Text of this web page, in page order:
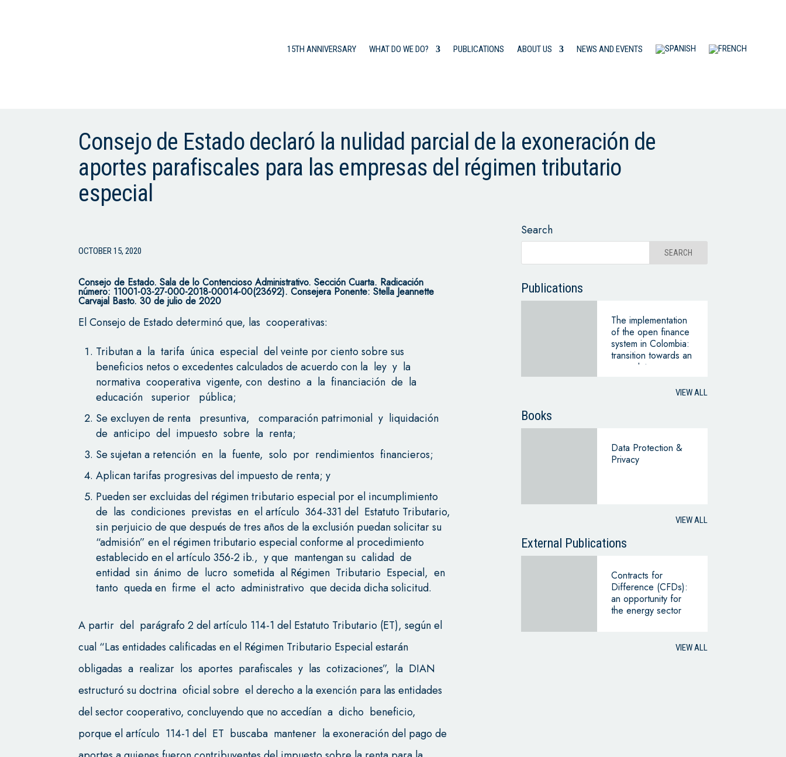
15TH ANNIVERSARY WHAT DO WE DO? PUBLICATIONS ABOUT US NEWS AND EVENTS
Consejo de Estado declaró la nulidad parcial de la exoneración de
aportes parafiscales para las empresas del régimen tributario
especial
OCTOBER 15, 2020
Consejo de Estado.Sala de lo Contencioso Administrativo. Sección Cuarta. Radicación
número: 11001-03-27-000-2018-00014-00(23692). Consejera Ponente: Stella Jeannette
Carvajal Basto. 30 de julio de 2020
El Consejo de Estado determinó que, las cooperativas:
Tributan a la tarifa única especial del veinte por ciento sobre sus
beneficios netos o excedentes calculados de acuerdo con la ley y la
normativa cooperativa vigente, con destino a la financiación de la
educación superior pública;
Se excluyen de renta presuntiva, comparación patrimonial y liquidación
de anticipo del impuesto sobre la renta;
Se sujetan a retención en la fuente, solo por rendimientos financieros;
Aplican tarifas progresivas del impuesto de renta; y
Pueden ser excluidas del régimen tributario especial por el incumplimiento
de las condiciones previstas en el artículo 364-331 del Estatuto Tributario,
sin perjuicio de que después de tres años de la exclusión puedan solicitar su
“admisión” en el régimen tributario especial conforme al procedimiento
establecido en el artículo 356-2 ib., y que mantengan su calidad de
entidad sin ánimo de lucro sometida al Régimen Tributario Especial, en
tanto queda en firme el acto administrativo que decida dicha solicitud.
A partir del parágrafo 2 del artículo 114-1 del Estatuto Tributario (ET), según el
cual “Las entidades calificadas en el Régimen Tributario Especial estarán
obligadas a realizar los aportes parafiscales y las cotizaciones”, la DIAN
estructuró su doctrina oficial sobre el derecho a la exención para las entidades
del sector cooperativo, concluyendo que no accedían a dicho beneficio,
porque el artículo 114-1 del ET buscaba mantener la exoneración del pago de
Search
Publications
The implementation
of the open finance
system in Colombia:
transition towards an
open data
VIEW ALL
Books
Data Protection &
Privacy
VIEW ALL
External Publications
Contracts for
Difference (CFDs):
an opportunity for
the energy sector
VIEW ALL